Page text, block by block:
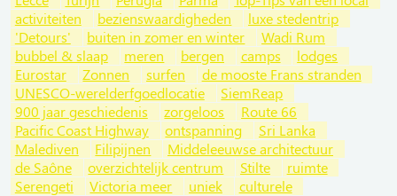
activiteiten
bezienswaardigheden
luxe stedentrip
'Detours'
buiten in zomer en winter
Wadi Rum
bubbel & slaap
meren bergen camps
lodges
Eurostar
Zonnen surfen
de mooste Frans stranden
UNESCO-werelderfgoedlocatie
SiemReap
900 jaar geschiedenis
zorgeloos
Route 66
Pacific Coast Highway
ontspanning
Sri Lanka
Malediven
Filipijnen
Middeleeuwse architectuur
de Saône
overzichtelijk centrum Stilte
ruimte
Serengeti
Victoria meer uniek
culturele